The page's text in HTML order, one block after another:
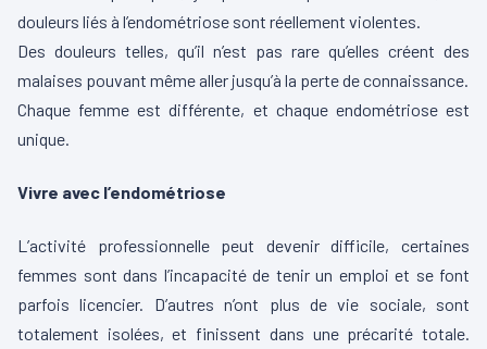
douleurs liés à l’endométriose sont réellement violentes.
Des douleurs telles, qu’il n’est pas rare qu’elles créent des
malaises pouvant même aller jusqu’à la perte de connaissance.
Chaque femme est différente, et chaque endométriose est
unique.
Vivre avec l’endométriose
L’activité professionnelle peut devenir difficile, certaines
femmes sont dans l’incapacité de tenir un emploi et se font
parfois licencier. D’autres n’ont plus de vie sociale, sont
totalement isolées, et finissent dans une précarité totale.